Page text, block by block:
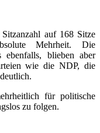
auf 168 Sitze
Mehrheit. Die
ebenfalls, blieben aber
wie die NDP, die
für politische
zu folgen.